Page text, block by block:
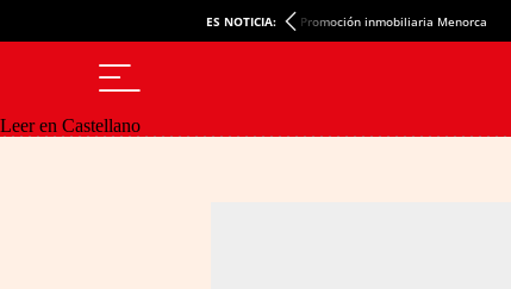
ES NOTICIA: Promoción inmobiliaria Menorca
Leer en Castellano